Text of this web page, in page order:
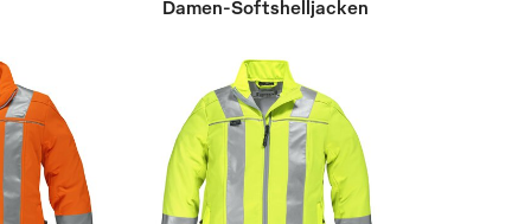
Damen-Softshelljacken